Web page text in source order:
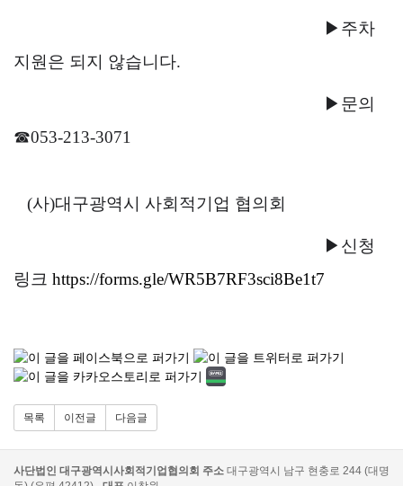
▶ 주차
지원은 되지 않습니다.
▶문의
☎053-213-3071
(사)대구광역시 사회적기업 협의회
▶신청
링크 https://forms.gle/WR5B7RF3sci8Be1t7
목록 이전글 다음글
사단법인 대구광역시사회적기업협의회 주소 대구광역시 남구 현충로 244 (대명